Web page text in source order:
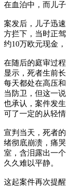
在血泊中，而儿
案发后，儿子迅
方拦下，当时正
约10万欧元现金
在随后的庭审过
显示，死者生前
每天都处在高压
当防卫，但这一
也承认，案件发
可了一定的从轻
宣判当天，死者
绪彻底崩溃，痛
室，含泪露出一
久久难以平静。
这起案件再次提